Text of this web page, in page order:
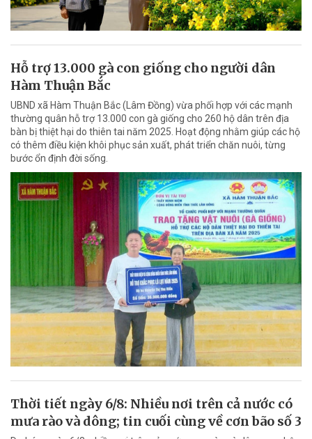
Hỗ trợ 13.000 gà con giống cho người dân
Hàm Thuận Bắc
UBND xã Hàm Thuận Bắc (Lâm Đồng) vừa phối hợp với các mạnh
thường quân hỗ trợ 13.000 con gà giống cho 260 hộ dân trên địa
bàn bị thiệt hại do thiên tai năm 2025. Hoạt động nhằm giúp các hộ
có thêm điều kiện khôi phục sản xuất, phát triển chăn nuôi, từng
bước ổn định đời sống.
Thời tiết ngày 6/8: Nhiều nơi trên cả nước có
mưa rào và dông; tin cuối cùng về cơn bão số 3